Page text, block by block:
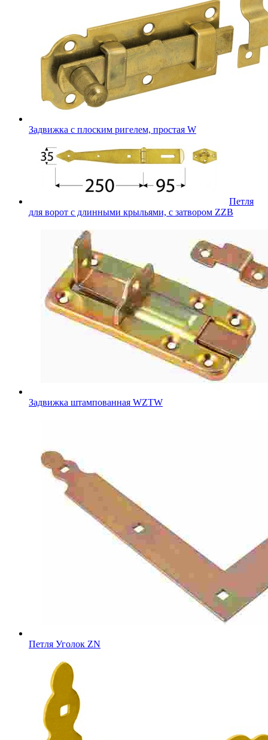
Задвижка с плоским ригелем, простая W
Петля
для ворот с длинными крыльями, с затвором ZZB
Задвижка штампованная WZTW
Петля Уголок ZN